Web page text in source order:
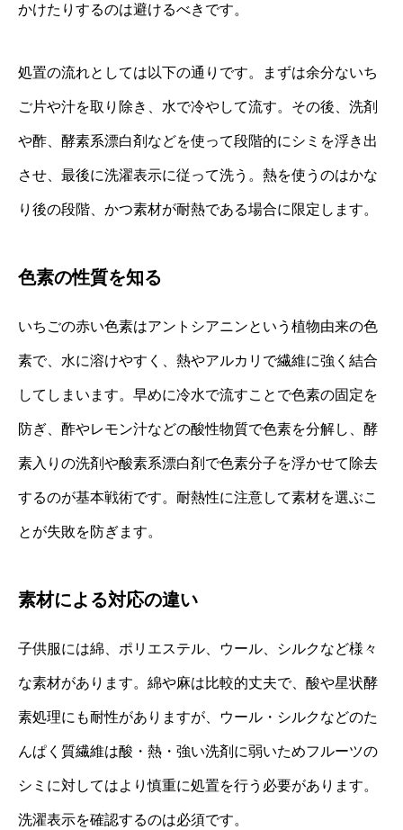
かけたりするのは避けるべきです。
処置の流れとしては以下の通りです。まずは余分ないち
ご片や汁を取り除き、水で冷やして流す。その後、洗剤
や酢、酵素系漂白剤などを使って段階的にシミを浮き出
させ、最後に洗濯表示に従って洗う。熱を使うのはかな
り後の段階、かつ素材が耐熱である場合に限定します。
色素の性質を知る
いちごの赤い色素はアントシアニンという植物由来の色
素で、水に溶けやすく、熱やアルカリで繊維に強く結合
してしまいます。早めに冷水で流すことで色素の固定を
防ぎ、酢やレモン汁などの酸性物質で色素を分解し、酵
素入りの洗剤や酸素系漂白剤で色素分子を浮かせて除去
するのが基本戦術です。耐熱性に注意して素材を選ぶこ
とが失敗を防ぎます。
素材による対応の違い
子供服には綿、ポリエステル、ウール、シルクなど様々
な素材があります。綿や麻は比較的丈夫で、酸や星状酵
素処理にも耐性がありますが、ウール・シルクなどのた
んぱく質繊維は酸・熱・強い洗剤に弱いためフルーツの
シミに対してはより慎重に処置を行う必要があります。
洗濯表示を確認するのは必須です。